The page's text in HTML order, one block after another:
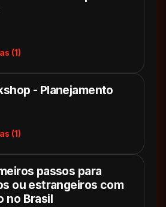
(1)
- Planejamento
(1)
passos para
ou estrangeiros com
no Brasil